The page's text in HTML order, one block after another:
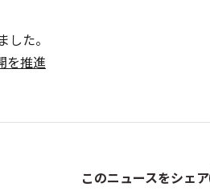
た。
を推進
このニュースをシェア